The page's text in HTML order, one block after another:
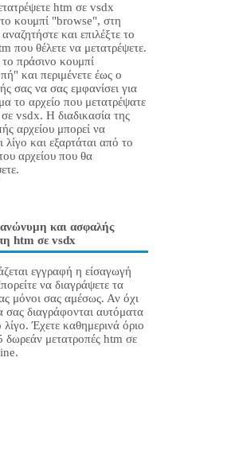
htm σε vsdx
κουμπί "browse", στη
και επιλέξτε το
που θέλετε να μετατρέψετε.
πράσινο κουμπί
και περιμένετε έως ο
σας να σας εμφανίσει για
το αρχείο που μετατρέψατε
vsdx. Η διαδικασία της
αρχείου μπορεί να
λίγο και εξαρτάται από το
αρχείου που θα
και ασφαλής
htm σε vsdx
εγγραφή η είσαγωγή
να διαγράψετε τα
μόνοι σας αμέσως. Αν όχι
σας διαγράφονται αυτόματα
Έχετε καθημερινά όριο
δωρεάν μετατροπές htm σε